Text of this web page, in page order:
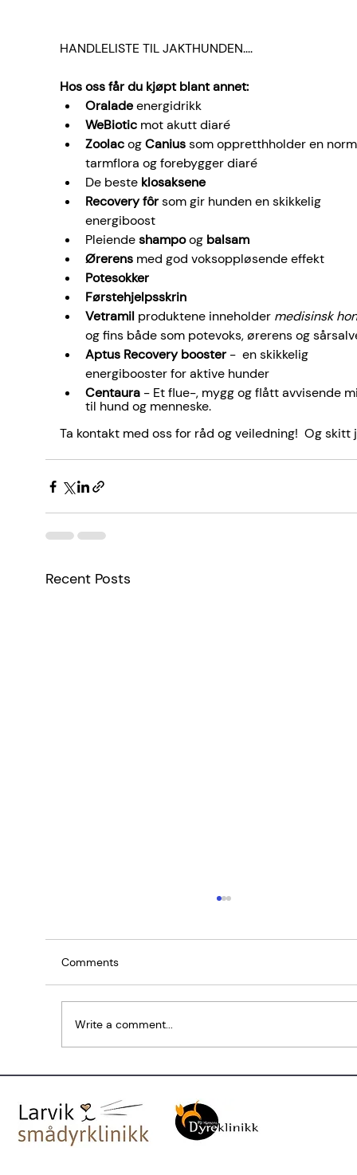
HANDLELISTE TIL JAKTHUNDEN....
Hos oss får du kjøpt blant annet:
Oralade energidrikk
WeBiotic mot akutt diaré
Zoolac og Canius som oppretthholder en
tarmflora og forebygger diaré
De beste klosaksene
Recovery fôr som gir hunden en skikkelig
energiboost
Pleiende shampo og balsam
Ørerens med god voksoppløsende effekt
Potesokker
Førstehjelpsskrin
Vetramil produktene inneholder medisinsk
og fins både som potevoks, ørerens og
Aptus Recovery booster -  en skikkelig
energibooster for aktive hunder
Centaura - Et flue-, mygg og flått avvisende
til hund og menneske.
Ta kontakt med oss for råd og veiledning!  Og skitt
Recent Posts
Nyresvikt er en alvorlig tilstand som kan
påvirke både hunder og katter. Nyrene spiller
en avgjørende rolle i å fjerne avfallsstoffer
Comments
Write a comment...